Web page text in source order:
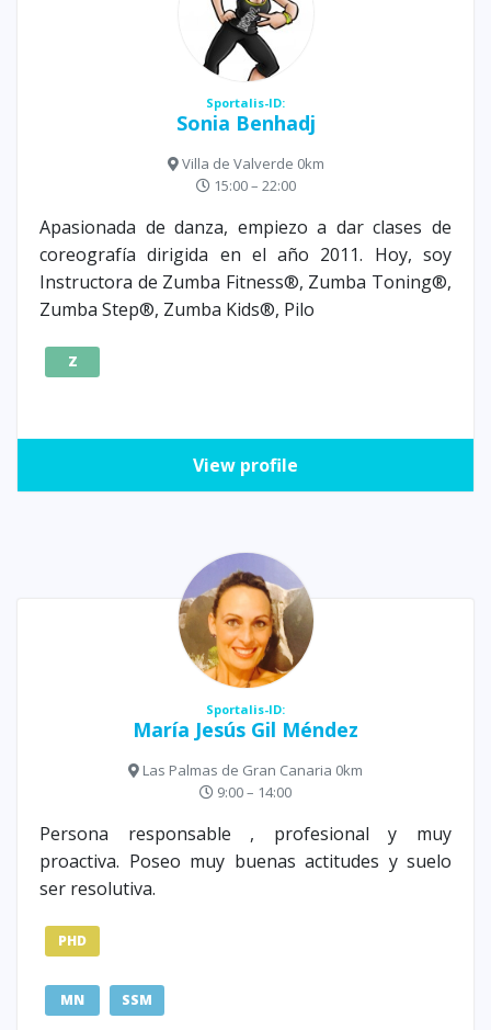
Sportalis-ID:
Sonia Benhadj
Villa de Valverde 0km
15:00 – 22:00
Apasionada de danza, empiezo a dar clases de
coreografía dirigida en el año 2011. Hoy, soy
Instructora de Zumba Fitness®, Zumba Toning®,
Zumba Step®, Zumba Kids®, Pilo
Z
View profile
Sportalis-ID:
María Jesús Gil Méndez
Las Palmas de Gran Canaria 0km
9:00 – 14:00
Persona responsable , profesional y muy
proactiva. Poseo muy buenas actitudes y suelo
ser resolutiva.
PHD
MN SSM